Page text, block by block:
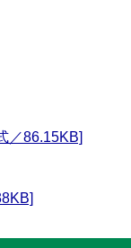
／86.15KB]